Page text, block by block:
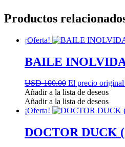
Productos
¡Oferta!
BAILE
USD 100.00 El precio
Añadir a la lista de deseos
Añadir a la lista de deseos
¡Oferta!
DOCTOR DUCK